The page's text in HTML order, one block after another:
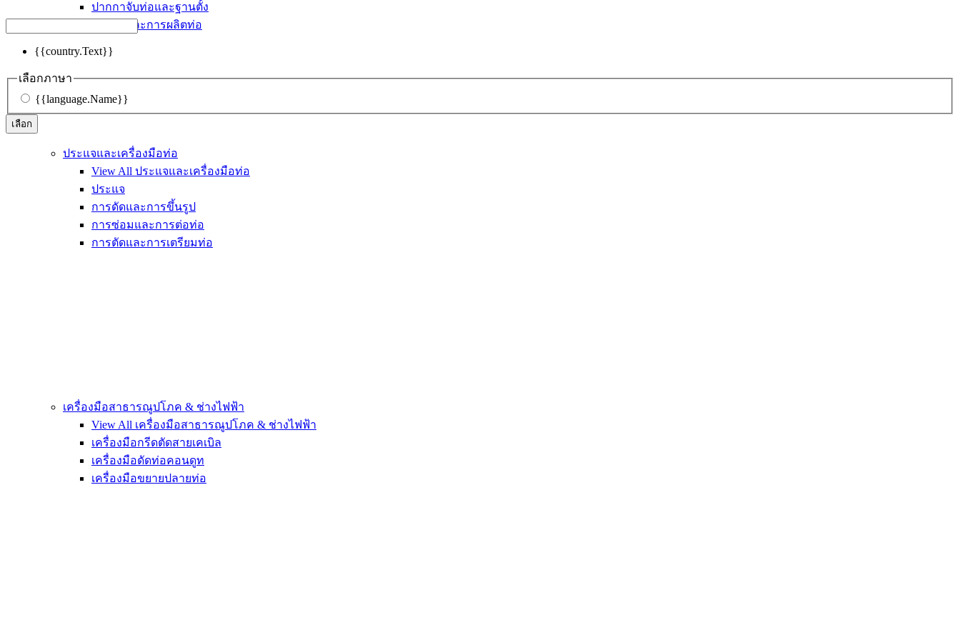
{{country.Text}}
เลือกภาษา
{{language.Name}}
เลือก
ปากกาจับท่อและฐานตั้ง
การตัดและการผลิตท่อ
ประแจและเครื่องมือท่อ
View All ประแจและเครื่องมือท่อ
ประแจ
การดัดและการขึ้นรูป
การซ่อมและการต่อท่อ
การตัดและการเตรียมท่อ
เครื่องมือสาธารณูปโภค & ช่างไฟฟ้า
View All เครื่องมือสาธารณูปโภค & ช่างไฟฟ้า
เครื่องมือกรีดตัดสายเคเบิล
เครื่องมือดัดท่อคอนดูท
เครื่องมือขยายปลายท่อ